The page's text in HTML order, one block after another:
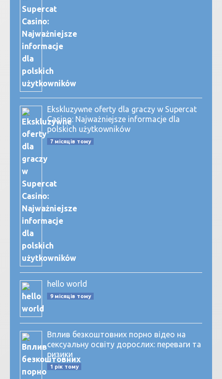
Ekskluzywne oferty dla graczy w Supercat
Casino: Najważniejsze informacje dla
polskich użytkowników
7 місяців тому
hello world
9 місяців тому
Вплив безкоштовних порно відео на
сексуальну освіту дорослих: переваги та
ризики
1 рік тому